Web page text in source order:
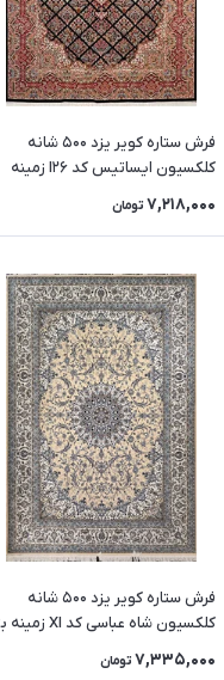
فرش ستاره کویر یزد 500 شانه
کلکسیون ایساتیس کد I26 زمینه
7,218,000 تومان
فرش ستاره کویر یزد 500 شانه
کلکسیون شاه عباسی کد XI زمینه بژ
7,335,000 تومان